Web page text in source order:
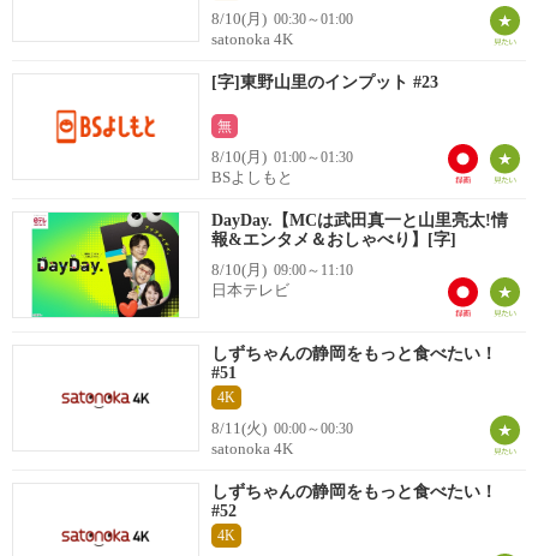
8/10(月) 00:30～01:00
satonoka 4K
[字]東野山里のインプット #23
無
8/10(月) 01:00～01:30
BSよしもと
DayDay.【MCは武田真一と山里亮太!情
報&エンタメ＆おしゃべり】[字]
8/10(月) 09:00～11:10
日本テレビ
しずちゃんの静岡をもっと食べたい！
#51
4K
8/11(火) 00:00～00:30
satonoka 4K
しずちゃんの静岡をもっと食べたい！
#52
4K